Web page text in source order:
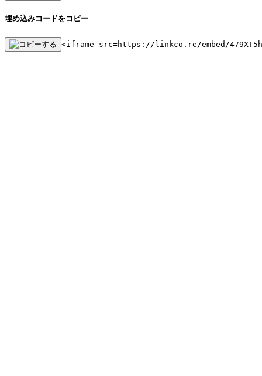
埋め込みコードをコピー
<iframe src=https://linkco.re/embed/